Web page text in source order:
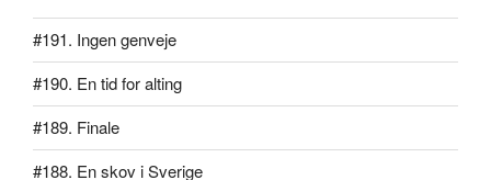
#191. Ingen genveje
#190. En tid for alting
#189. Finale
#188. En skov i Sverige